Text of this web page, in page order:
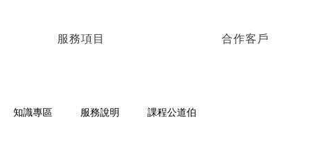
服務項目 合作客戶
知識專區 服務說明 課程公道伯